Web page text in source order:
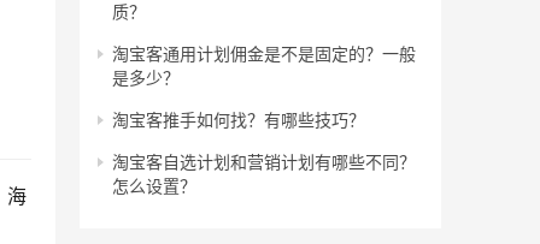
海
质？
淘宝客通用计划佣金是不是固定的？一般
是多少？
淘宝客推手如何找？有哪些技巧？
淘宝客自选计划和营销计划有哪些不同？
怎么设置？